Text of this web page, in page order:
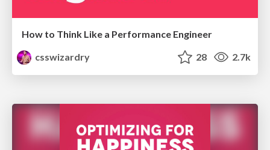
How to Think Like a Performance Engineer
csswizardry
28 2.7k